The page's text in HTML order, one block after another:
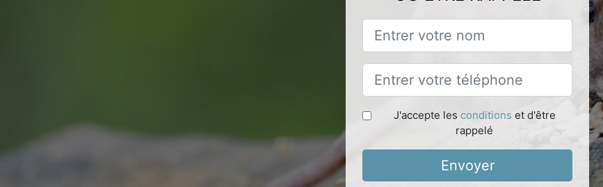
J'accepte les conditions et d'être
rappelé
Envoyer